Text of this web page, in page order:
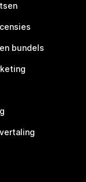
bundels